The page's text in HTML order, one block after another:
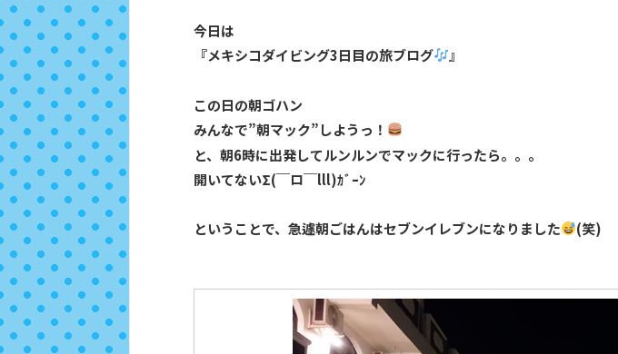
今日は
『メキシコダイビング3日目の旅ブログ
』
この日の朝ゴハン
みんなで”朝マック”しようっ！
と、朝6時に出発してルンルンでマックに行ったら。。。
開いてないΣ(￣ロ￣lll)ｶﾞｰﾝ
ということで、急遽朝ごはんはセブンイレブンになりました (笑)